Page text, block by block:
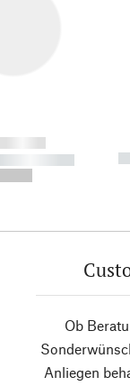
-----------
Ob
Anliegen